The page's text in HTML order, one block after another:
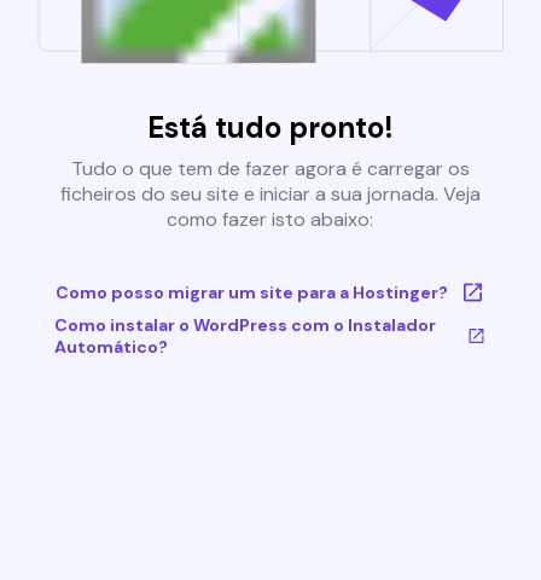
Está tudo pronto!
Tudo o que tem de fazer agora é carregar os
ficheiros do seu site e iniciar a sua jornada. Veja
como fazer isto abaixo:
Como posso migrar um site para a Hostinger?
Como instalar o WordPress com o Instalador
Automático?